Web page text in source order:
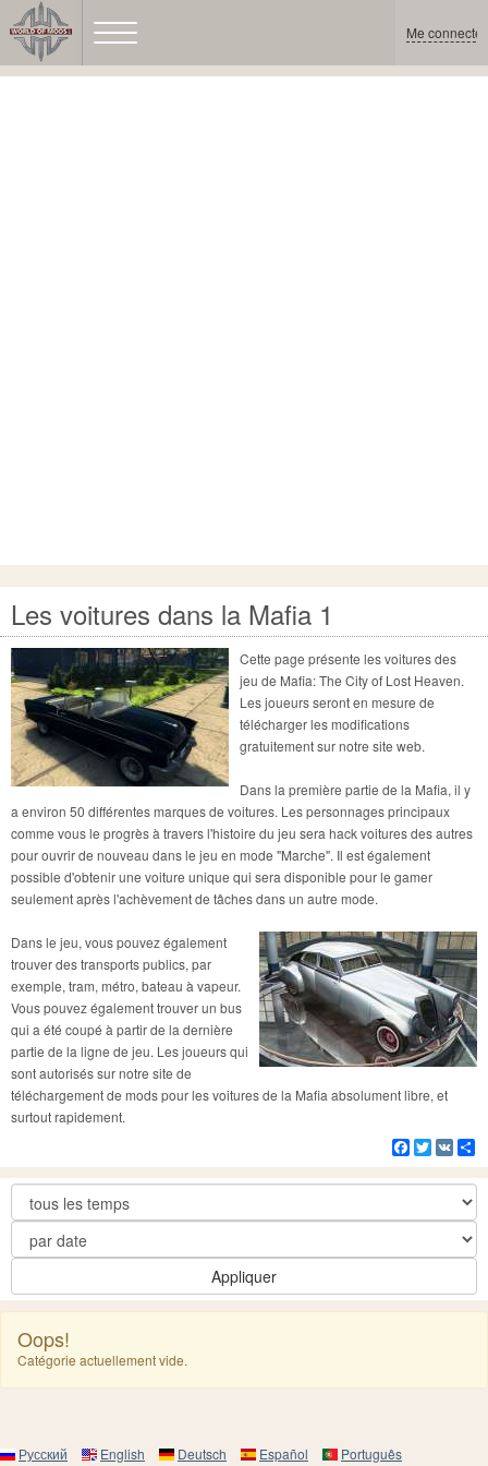
Me connecter
Les voitures dans la Mafia 1
Cette page présente les voitures des
jeu de Mafia: The City of Lost Heaven.
Les joueurs seront en mesure de
télécharger les modifications
gratuitement sur notre site web.
Dans la première partie de la Mafia, il y
a environ 50 différentes marques de voitures. Les personnages principaux
comme vous le progrès à travers l'histoire du jeu sera hack voitures des autres
pour ouvrir de nouveau dans le jeu en mode "Marche". Il est également
possible d'obtenir une voiture unique qui sera disponible pour le gamer
seulement après l'achèvement de tâches dans un autre mode.
Dans le jeu, vous pouvez également
trouver des transports publics, par
exemple, tram, métro, bateau à vapeur.
Vous pouvez également trouver un bus
qui a été coupé à partir de la dernière
partie de la ligne de jeu. Les joueurs qui
sont autorisés sur notre site de
téléchargement de mods pour les voitures de la Mafia absolument libre, et
surtout rapidement.
Facebook
Twitter
VK
Appliquer
Oops!
Catégorie actuellement vide.
Русский English Deutsch Español Português